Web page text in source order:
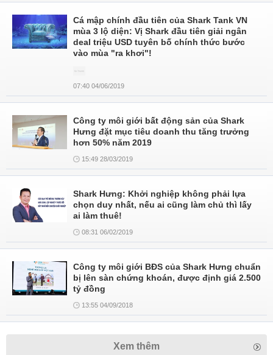
Cá mập chính đầu tiên của Shark Tank VN
mùa 3 lộ diện: Vị Shark đầu tiên giải ngân
deal triệu USD tuyên bố chính thức bước
vào mùa "ra khơi"!
07:40 04/06/2019
Công ty môi giới bất động sản của Shark
Hưng đặt mục tiêu doanh thu tăng trưởng
hơn 50% năm 2019
15:49 28/03/2019
Shark Hưng: Khởi nghiệp không phải lựa
chọn duy nhất, nếu ai cũng làm chủ thì lấy
ai làm thuê!
08:31 06/02/2019
Công ty môi giới BĐS của Shark Hưng chuẩn
bị lên sàn chứng khoán, được định giá 2.500
tỷ đồng
13:55 04/09/2018
Xem thêm